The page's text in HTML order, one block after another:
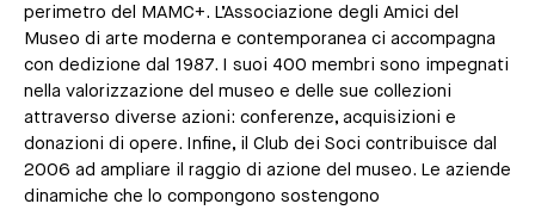
perimetro del MAMC+. L’Associazione degli Amici del
Museo di arte moderna e contemporanea ci accompagna
con dedizione dal 1987. I suoi 400 membri sono impegnati
nella valorizzazione del museo e delle sue collezioni
attraverso diverse azioni: conferenze, acquisizioni e
donazioni di opere. Infine, il Club dei Soci contribuisce dal
2006 ad ampliare il raggio di azione del museo. Le aziende
dinamiche che lo compongono sostengono